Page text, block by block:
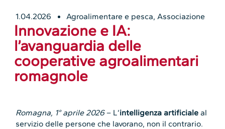
1.04.2026 Agroalimentare e pesca,Associazione
Innovazione e IA:
l’avanguardia delle
cooperative agroalimentari
romagnole
Romagna, 1° aprile 2026– L’intelligenza artificiale al
servizio delle persone che lavorano, non il contrario.